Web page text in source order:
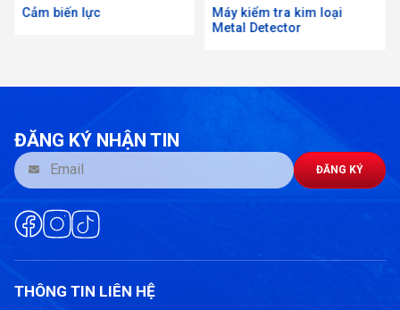
Cảm biến lực
Máy kiểm tra kim loại
Metal Detector
ĐĂNG KÝ NHẬN TIN
ĐĂNG KÝ
THÔNG TIN LIÊN HỆ